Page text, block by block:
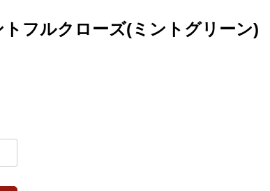
フルクローズ(ミントグリーン)